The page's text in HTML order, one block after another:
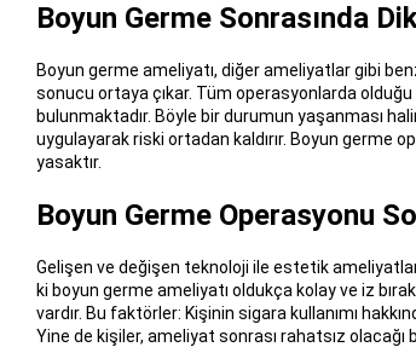
Boyun Germe Sonrasında
Boyun germe ameliyatı, diğer ameliyatlar gibi
sonucu ortaya çıkar. Tüm operasyonlarda
bulunmaktadır. Böyle bir durumun yaşanması
uygulayarak riski ortadan kaldırır. Boyun germe
yasaktır.
Boyun Germe Operasyonu
Gelişen ve değişen teknoloji ile estetik
ki boyun germe ameliyatı oldukça kolay ve iz
vardır. Bu faktörler: Kişinin sigara kullanımı
Yine de kişiler, ameliyat sonrası rahatsız